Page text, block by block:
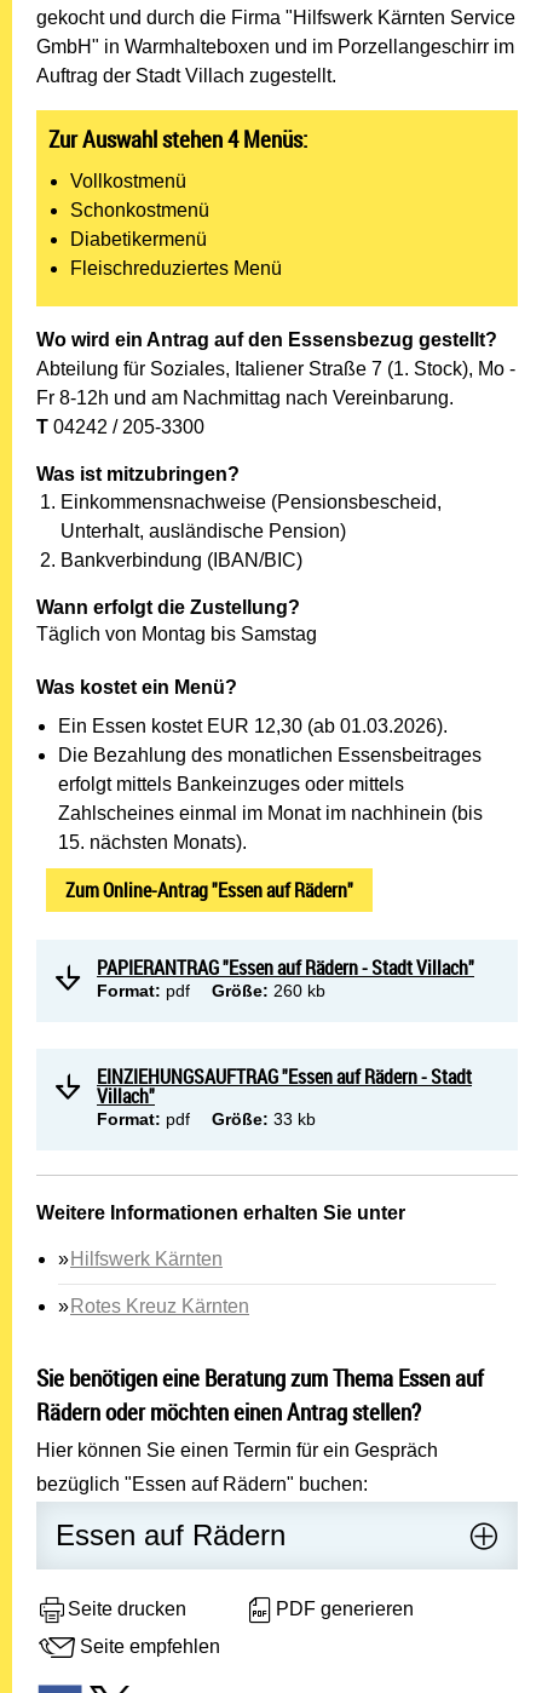
gekocht und durch die Firma "Hilfswerk Kärnten Service
GmbH" in Warmhalteboxen und im Porzellangeschirr im
Auftrag der Stadt Villach zugestellt.
Zur Auswahl stehen 4 Menüs:
Vollkostmenü
Schonkostmenü
Diabetikermenü
Fleischreduziertes Menü
Wo wird ein Antrag auf den Essensbezug gestellt?
Abteilung für Soziales, Italiener Straße 7 (1. Stock), Mo -
Fr 8-12h und am Nachmittag nach Vereinbarung.
T 04242 / 205-3300
Was ist mitzubringen?
Einkommensnachweise (Pensionsbescheid,
Unterhalt, ausländische Pension)
Bankverbindung (IBAN/BIC)
Wann erfolgt die Zustellung?
Täglich von Montag bis Samstag
Was kostet ein Menü?
Ein Essen kostet EUR 12,30 (ab 01.03.2026).
Die Bezahlung des monatlichen Essensbeitrages
erfolgt mittels Bankeinzuges oder mittels
Zahlscheines einmal im Monat im nachhinein (bis
15. nächsten Monats).
Zum Online-Antrag "Essen auf Rädern"
PAPIERANTRAG "Essen auf Rädern - Stadt Villach"
Format: pdf Größe: 260 kb
EINZIEHUNGSAUFTRAG "Essen auf Rädern - Stadt
Villach"
Format: pdf Größe: 33 kb
Weitere Informationen erhalten Sie unter
Hilfswerk Kärnten
Rotes Kreuz Kärnten
Sie benötigen eine Beratung zum Thema Essen auf
Rädern oder möchten einen Antrag stellen?
Hier können Sie einen Termin für ein Gespräch
bezüglich "Essen auf Rädern" buchen:
Essen auf Rädern
Seite drucken
PDF generieren
Seite empfehlen